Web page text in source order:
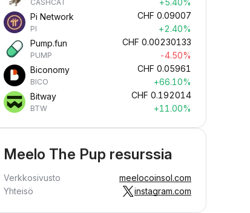
CASHCAT
+5.40%
Pi Network
PI
CHF 0.09007
+2.40%
Pump.fun
PUMP
CHF 0.00230133
-4.50%
Biconomy
BICO
CHF 0.05961
+66.10%
Bitway
BTW
CHF 0.192014
+11.00%
Meelo The Pup resurssia
Verkkosivusto
meelocoinsol.com
Yhteisö
instagram.com